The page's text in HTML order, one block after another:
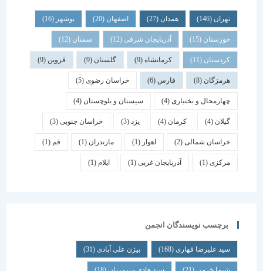
همدان اصفهان (20) بوشهر
خوزستان(15) آذربایجان شرقی(12) سمنان (12)
کردستان(11) کرمانشاه(9) گلستان (9) قزوین
هرمزگان(8) فارس خراسان رضوی(5)
چهارمحال و بختیاری (4) سیستان و بلوچستان(4)
کرمان یزد خراسان جنوبی(3)
خراسان شمالی(2) اهواز مازندران(1) قم
(1) آذربایجان غربی(1) ایلام
برچسب نویسندگان انجمن
سید علیرضا قهاری(168) بیژن علی آبادی(31)